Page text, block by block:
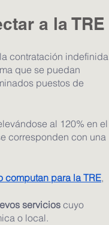
a la TRE
contratación indefinida
que se puedan
puestos de
al 120% en el
corresponden con una
para la TRE,
servicios cuyo
o local.